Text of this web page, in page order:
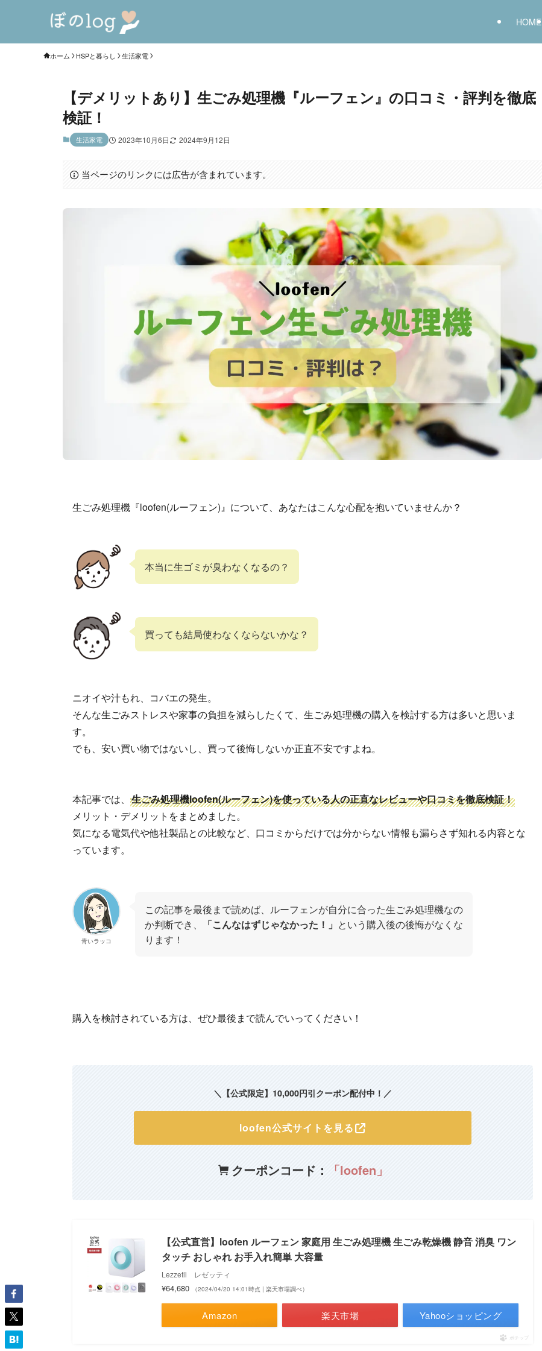
HOME
ホーム HSPと暮らし 生活家電
【デメリットあり】生ごみ処理機『ルーフェン』の口コミ・評判を徹底
検証！
生活家電 2023年10月6日 2024年9月12日
当ページのリンクには広告が含まれています。
生ごみ処理機『loofen(ルーフェン)』について、あなたはこんな心配を抱いていませんか？
本当に生ゴミが臭わなくなるの？
買っても結局使わなくならないかな？
ニオイや汁もれ、コバエの発生。
そんな生ごみストレスや家事の負担を減らしたくて、生ごみ処理機の購入を検討する方は多いと思いま
す。
でも、安い買い物ではないし、買って後悔しないか正直不安ですよね。
本記事では、 生ごみ処理機loofen(ルーフェン)を使っている人の正直なレビューや口コミを徹底検証！
メリット・デメリットをまとめました。
気になる電気代や他社製品との比較など、口コミからだけでは分からない情報も漏らさず知れる内容とな
っています。
青いラッコ
この記事を最後まで読めば、ルーフェンが自分に合った生ごみ処理機なの
か判断でき、
「こんなはずじゃなかった！」 という購入後の後悔がなくな
ります！
購入を検討されている方は、ぜひ最後まで読んでいってください！
＼【公式限定】10,000円引クーポン配付中！／
loofen公式サイトを見る
クーポンコード： 「loofen」
【公式直営】loofen ルーフェン 家庭用 生ごみ処理機 生ごみ乾燥機 静音 消臭 ワン
タッチ おしゃれ お手入れ簡単 大容量
Lezzetli レゼッティ
¥64,680 （2024/04/20 14:01時点 | 楽天市場調べ）
Amazon 楽天市場 Yahooショッピング
ポチップ